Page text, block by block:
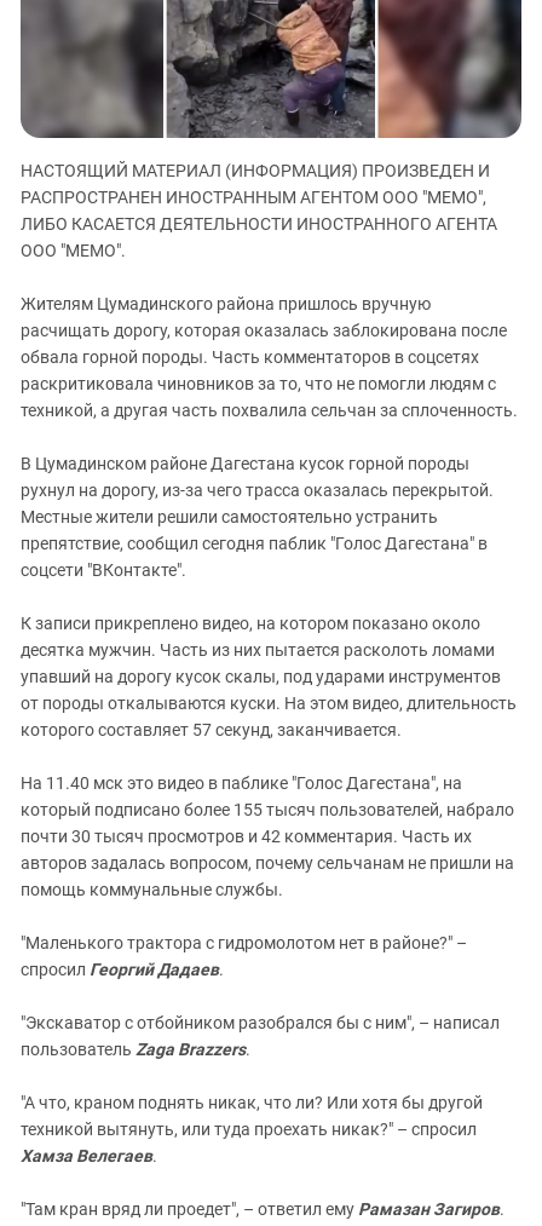
ЗАСТАВЛЯЕТ
КАВКАЗ ЗА ПАЛЕСТИНУ
ИНАКОМЫСЛИЕ В ЧЕЧНЕ
ПРЕСЛЕДОВАНИЕ АКТИВИСТОВ
МОБИЛИЗАЦИЯ И ПРОТЕСТЫ
Ингушетия
Кабардино-Балкария
Калмыкия
Карачаево-Черкесия
Краснодарский край
Нагорный Карабах
Северная Осетия - Алания
СКФО
Чечня
Южный Кавказ
ЮФО
НАСТОЯЩИЙ МАТЕРИАЛ (ИНФОРМАЦИЯ) ПРОИЗВЕДЕН И
РАСПРОСТРАНЕН ИНОСТРАННЫМ АГЕНТОМ ООО "МЕМО",
ЛИБО КАСАЕТСЯ ДЕЯТЕЛЬНОСТИ ИНОСТРАННОГО АГЕНТА
ООО "МЕМО".
Жителям Цумадинского района пришлось вручную
расчищать дорогу, которая оказалась заблокирована после
обвала горной породы. Часть комментаторов в соцсетях
раскритиковала чиновников за то, что не помогли людям с
техникой, а другая часть похвалила сельчан за сплоченность.
В Цумадинском районе Дагестана кусок горной породы
рухнул на дорогу, из-за чего трасса оказалась перекрытой.
Местные жители решили самостоятельно устранить
препятствие, сообщил сегодня паблик "Голос Дагестана" в
соцсети "ВКонтакте".
К записи прикреплено видео, на котором показано около
десятка мужчин. Часть из них пытается расколоть ломами
упавший на дорогу кусок скалы, под ударами инструментов
от породы откалываются куски. На этом видео, длительность
которого составляет 57 секунд, заканчивается.
На 11.40 мск это видео в паблике "Голос Дагестана", на
который подписано более 155 тысяч пользователей, набрало
почти 30 тысяч просмотров и 42 комментария. Часть их
авторов задалась вопросом, почему сельчанам не пришли на
помощь коммунальные службы.
"Маленького трактора с гидромолотом нет в районе?" –
спросил Георгий Дадаев.
"Экскаватор с отбойником разобрался бы с ним", – написал
пользователь Zaga Brazzers.
"А что, краном поднять никак, что ли? Или хотя бы другой
техникой вытянуть, или туда проехать никак?" – спросил
Хамза Велегаев.
"Там кран вряд ли проедет", – ответил ему Рамазан Загиров.